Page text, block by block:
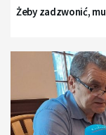
Żeby zadzwonić,